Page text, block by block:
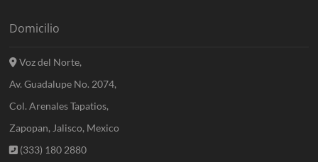
Domicilio
Voz del Norte,
Av. Guadalupe No. 2074,
Col. Arenales Tapatios,
Zapopan, Jalisco, Mexico
(333) 180 2880